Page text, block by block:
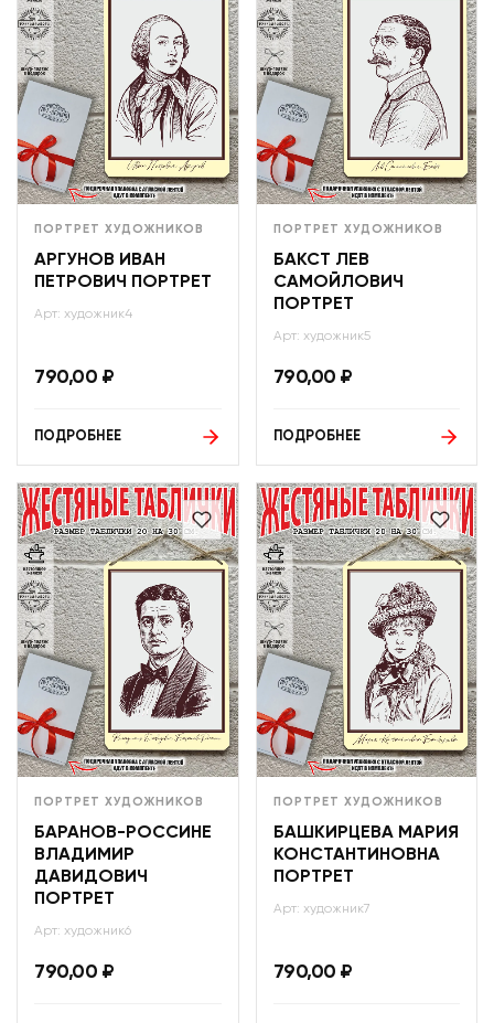
ПОРТРЕТ ХУДОЖНИКОВ
АРГУНОВ ИВАН
ПЕТРОВИЧ ПОРТРЕТ
Арт: художник4
790,00 ₽
ПОДРОБНЕЕ
ПОРТРЕТ ХУДОЖНИКОВ
БАКСТ ЛЕВ
САМОЙЛОВИЧ
ПОРТРЕТ
Арт: художник5
790,00 ₽
ПОДРОБНЕЕ
ПОРТРЕТ ХУДОЖНИКОВ
БАРАНОВ-РОССИНЕ
ВЛАДИМИР
ДАВИДОВИЧ
ПОРТРЕТ
Арт: художник6
790,00 ₽
ПОРТРЕТ ХУДОЖНИКОВ
БАШКИРЦЕВА МАРИЯ
КОНСТАНТИНОВНА
ПОРТРЕТ
Арт: художник7
790,00 ₽